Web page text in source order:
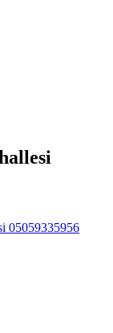
05059335956